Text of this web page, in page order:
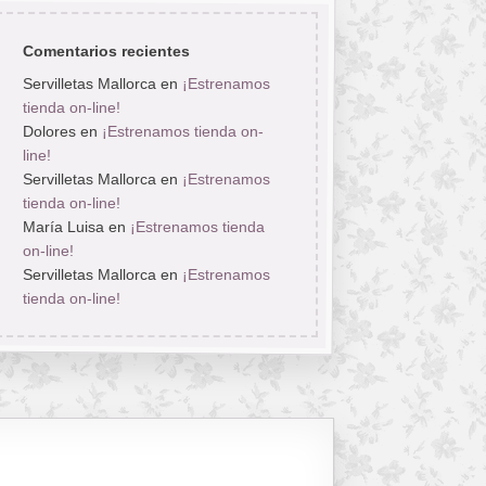
Comentarios recientes
Servilletas Mallorcaen ¡Estrenamos
tienda on-line!
Doloresen ¡Estrenamos tienda on-
line!
Servilletas Mallorcaen ¡Estrenamos
tienda on-line!
María Luisaen ¡Estrenamos tienda
on-line!
Servilletas Mallorcaen ¡Estrenamos
tienda on-line!